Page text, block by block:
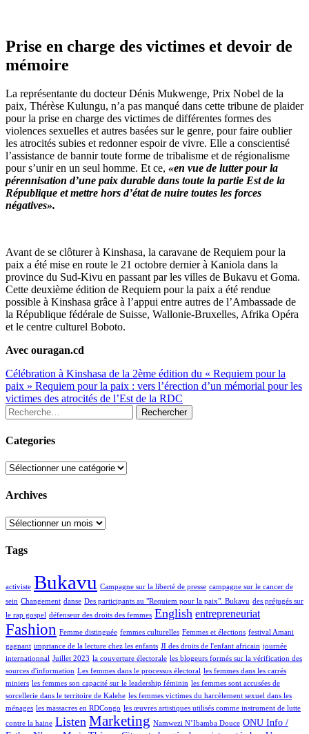
Prise en charge des victimes et devoir de
mémoire
La représentante du docteur Dénis Mukwenge, Prix Nobel de la
paix, Thérèse Kulungu, n’a pas manqué dans cette tribune de plaider
pour la prise en charge des victimes de différentes formes des
violences sexuelles et autres basées sur le genre, pour faire oublier
les atrocités subies et redonner espoir de vivre. Elle a conscientisé
l’assistance de bannir toute forme de tribalisme et de régionalisme
pour s’unir en un seul homme. Et ce, «en vue de lutter pour la
pérennisation d’une paix durable dans toute la partie Est de la
République et mettre hors d’état de nuire toutes les forces
négatives».
Avant de se clôturer à Kinshasa, la caravane de Requiem pour la
paix a été mise en route le 21 octobre dernier à Kaniola dans la
province du Sud-Kivu en passant par les villes de Bukavu et Goma.
Cette deuxième édition de Requiem pour la paix a été rendue
possible à Kinshasa grâce à l’appui entre autres de l’Ambassade de
la République fédérale de Suisse, Wallonie-Bruxelles, Afrika Opéra
et le centre culturel Boboto.
Avec ouragan.cd
Célébration à Kinshasa de la 2ème édition du « Requiem pour la
paix » Requiem pour la paix : vers l’érection d’un mémorial pour les
victimes des atrocités de l’Est de la RDC
Rechercher :
Categories
Categories
Archives
Archives
Tags
activiste Bukavu Campagne sur la liberté de presse campagne sur le cancer de
sein Changement danse Des participants au "Requiem pour la paix". Bukavu des préjugés sur
le rap gospel défenseur des droits des femmes English entrepreneuriat
Fashion Femme distinguée femmes culturelles Femmes et élections festival Amani
gagnant imprtance de la lecture chez les enfants JI des droits de l'enfant africain journée
internationnal Juillet 2023 la couverture électorale les blogeurs formés sur la vérification des
sources d'information Les femmes dans le processus électoral les femmes dans les carrés
miniers les femmes son capacité sur le leadership féminin les femmes sont accusées de
sorcellerie dans le territoire de Kalehe les femmes victimes du harcèlement sexuel dans les
ménages les massacres en RDCongo les œuvres artistiques utilisés comme instrument de lutte
contre la haine Listen Marketing Namwezi N’Ibamba Douce ONU Info /